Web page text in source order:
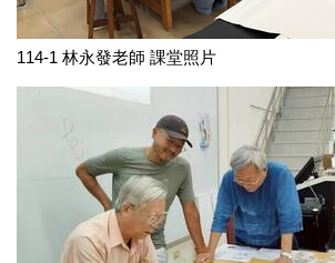
114-1 林永發老師 課堂照片